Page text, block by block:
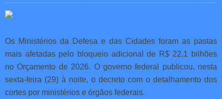
Os Ministérios da Defesa e das Cidades foram as pastas
mais afetadas pelo bloqueio adicional de R$ 22,1 bilhões
no Orçamento de 2026. O governo federal publicou, nesta
sexta-feira (29) à noite, o decreto com o detalhamento dos
cortes por ministérios e órgãos federais.